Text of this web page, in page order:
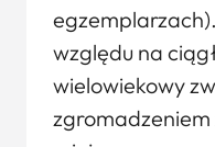
względu na
wielowiekowy